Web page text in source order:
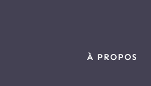
À PROPOS